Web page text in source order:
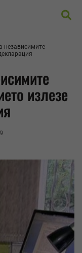
независимите
излезе